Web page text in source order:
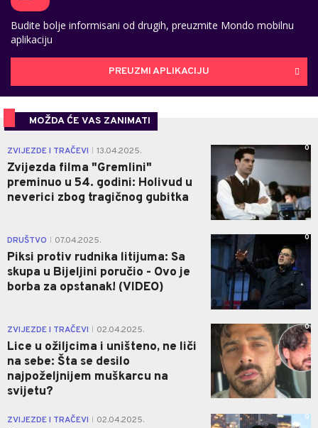
Budite bolje informisani od drugih, preuzmite Mondo mobilnu
aplikaciju
PREUZMI APLIKACIJU
MOŽDA ĆE VAS ZANIMATI
ZVIJEZDE I TRAČEVI 13.04.2025.
Zvijezda filma "Gremlini"
preminuo u 54. godini: Holivud u
neverici zbog tragičnog gubitka
0
DRUŠTVO 07.04.2025.
Piksi protiv rudnika litijuma: Sa
skupa u Bijeljini poručio - Ovo je
borba za opstanak! (VIDEO)
0
ZVIJEZDE I TRAČEVI 02.04.2025.
Lice u ožiljcima i uništeno, ne liči
na sebe: Šta se desilo
najpoželjnijem muškarcu na
svijetu?
0
ZVIJEZDE I TRAČEVI 02.04.2025. 0